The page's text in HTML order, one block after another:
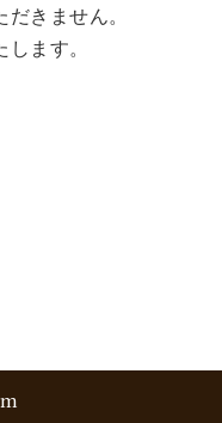
きません。
ます。